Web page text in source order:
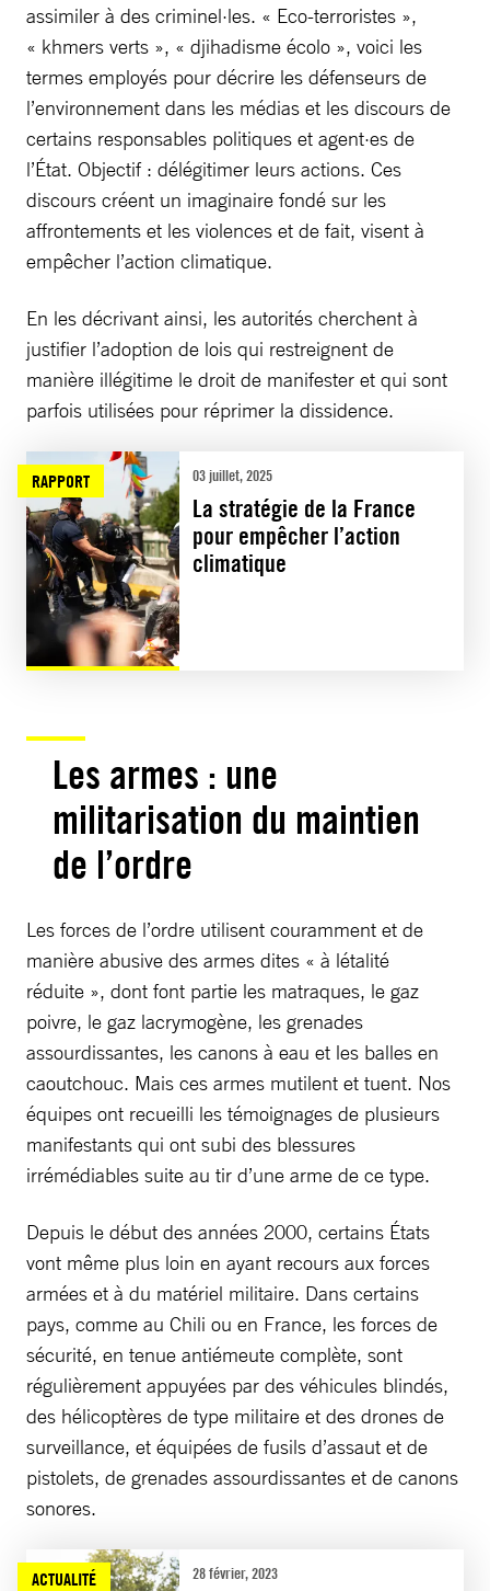
assimiler à des criminel·les. « Eco-terroristes »,
« khmers verts », « djihadisme écolo », voici les
termes employés pour décrire les défenseurs de
l’environnement dans les médias et les discours de
certains responsables politiques et agent·es de
l’État. Objectif : délégitimer leurs actions. Ces
discours créent un imaginaire fondé sur les
affrontements et les violences et de fait, visent à
empêcher l’action climatique.
En les décrivant ainsi, les autorités cherchent à
justifier l’adoption de lois qui restreignent de
manière illégitime le droit de manifester et qui sont
parfois utilisées pour réprimer la dissidence.
RAPPORT 03 juillet, 2025
La stratégie de la France
pour empêcher l’action
climatique
Les armes : une
militarisation du maintien
de l’ordre
Les forces de l’ordre utilisent couramment et de
manière abusive des armes dites « à létalité
réduite », dont font partie les matraques, le gaz
poivre, le gaz lacrymogène, les grenades
assourdissantes, les canons à eau et les balles en
caoutchouc. Mais ces armes mutilent et tuent. Nos
équipes ont recueilli les témoignages de plusieurs
manifestants qui ont subi des blessures
irrémédiables suite au tir d’une arme de ce type.
Depuis le début des années 2000, certains États
vont même plus loin en ayant recours aux forces
armées et à du matériel militaire. Dans certains
pays, comme au Chili ou en France, les forces de
sécurité, en tenue antiémeute complète, sont
régulièrement appuyées par des véhicules blindés,
des hélicoptères de type militaire et des drones de
surveillance, et équipées de fusils d’assaut et de
pistolets, de grenades assourdissantes et de canons
sonores.
ACTUALITÉ 28 février, 2023